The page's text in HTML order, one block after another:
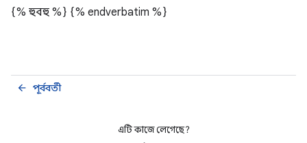
{% হুবহু %} {% endverbatim %}
পূর্ববর্তী
arrow_back
এটি কাজে লেগেছে?